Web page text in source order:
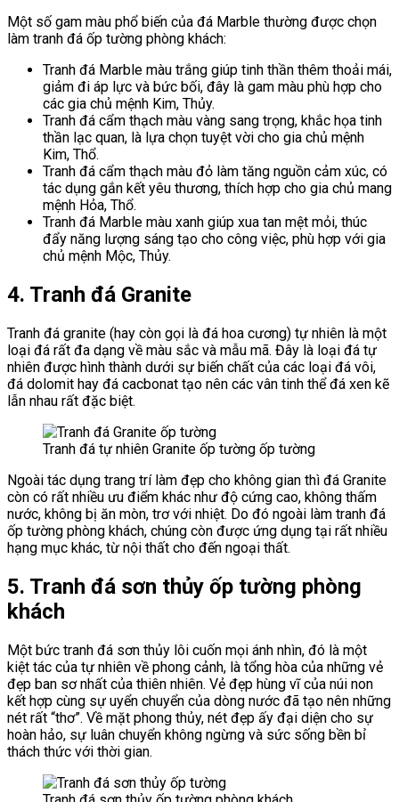
Một số gam màu phổ biến của đá Marble thường được chọn
làm tranh đá ốp tường phòng khách:
Tranh đá Marble màu trắng giúp tinh thần thêm thoải mái,
giảm đi áp lực và bức bối, đây là gam màu phù hợp cho
các gia chủ mệnh Kim, Thủy.
Tranh đá cẩm thạch màu vàng sang trọng, khắc họa tinh
thần lạc quan, là lựa chọn tuyệt vời cho gia chủ mệnh
Kim, Thổ.
Tranh đá cẩm thạch màu đỏ làm tăng nguồn cảm xúc, có
tác dụng gắn kết yêu thương, thích hợp cho gia chủ mang
mệnh Hỏa, Thổ.
Tranh đá Marble màu xanh giúp xua tan mệt mỏi, thúc
đẩy năng lượng sáng tạo cho công việc, phù hợp với gia
chủ mệnh Mộc, Thủy.
4. Tranh đá Granite
Tranh đá granite (hay còn gọi là đá hoa cương) tự nhiên là một
loại đá rất đa dạng về màu sắc và mẫu mã. Đây là loại đá tự
nhiên được hình thành dưới sự biến chất của các loại đá vôi,
đá dolomit hay đá cacbonat tạo nên các vân tinh thể đá xen kẽ
lẫn nhau rất đặc biệt.
Tranh đá tự nhiên Granite ốp tường ốp tường
Ngoài tác dụng trang trí làm đẹp cho không gian thì đá Granite
còn có rất nhiều ưu điểm khác như độ cứng cao, không thấm
nước, không bị ăn mòn, trơ với nhiệt. Do đó ngoài làm tranh đá
ốp tường phòng khách, chúng còn được ứng dụng tại rất nhiều
hạng mục khác, từ nội thất cho đến ngoại thất.
5. Tranh đá sơn thủy ốp tường phòng
khách
Một bức tranh đá sơn thủy lôi cuốn mọi ánh nhìn, đó là một
kiệt tác của tự nhiên về phong cảnh, là tổng hòa của những vẻ
đẹp ban sơ nhất của thiên nhiên. Vẻ đẹp hùng vĩ của núi non
kết hợp cùng sự uyển chuyển của dòng nước đã tạo nên những
nét rất “thơ”. Về mặt phong thủy, nét đẹp ấy đại diện cho sự
hoàn hảo, sự luân chuyển không ngừng và sức sống bền bỉ
thách thức với thời gian.